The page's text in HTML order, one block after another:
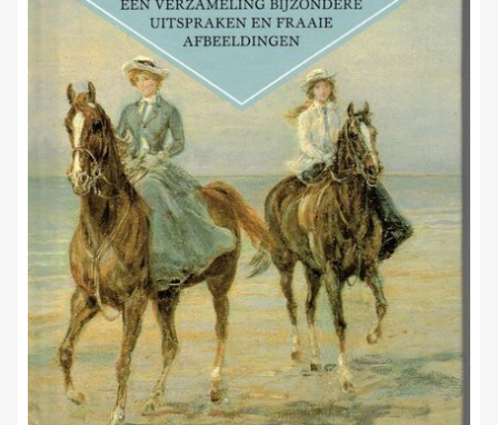
Media
openen
1
in
dialoogvenster